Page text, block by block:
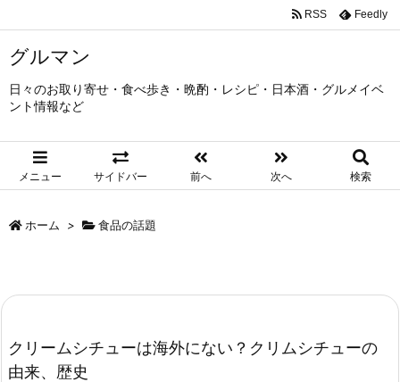
グルマン
日々のお取り寄せ・食べ歩き・晩酌・レシピ・日本酒・グルメイベ
ント情報など
メニュー サイドバー 前へ 次へ 検索
RSS Feedly
ホーム > 食品の話題
クリームシチューは海外にない？クリムシチューの
由来、歴史